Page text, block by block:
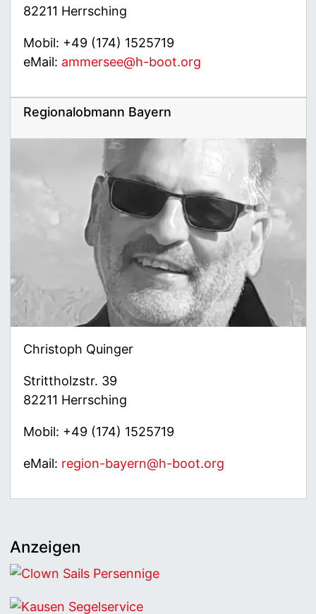
82211 Herrsching
Mobil: +49 (174) 1525719
eMail: ammersee@h-boot.org
Regionalobmann Bayern
Christoph Quinger
Strittholzstr. 39
82211 Herrsching
Mobil: +49 (174) 1525719
eMail: region-bayern@h-boot.org
Anzeigen